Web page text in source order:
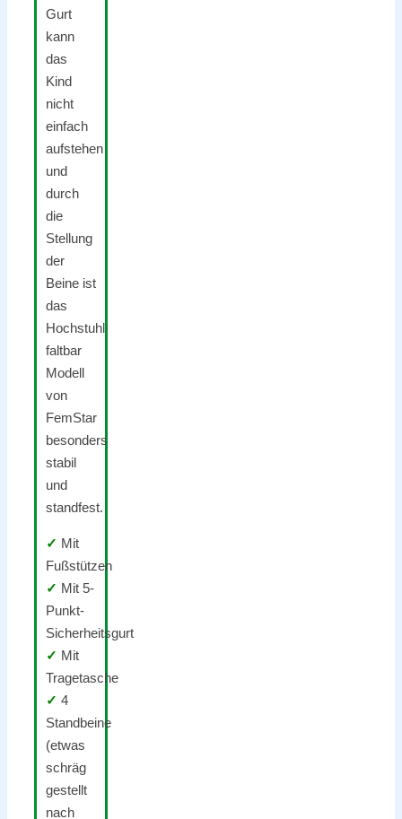
Gurt
kann
das
Kind
nicht
einfach
aufstehen
und
durch
die
Stellung
der
Beine ist
das
Hochstuhl
faltbar
Modell
von
FemStar
besonders
stabil
und
standfest.
✓ Mit
Fußstützen
✓ Mit 5-
Punkt-
Sicherheitsgurt
✓ Mit
Tragetasche
✓ 4
Standbeine
(etwas
schräg
gestellt
nach